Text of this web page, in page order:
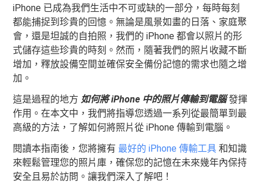
iPhone 已成為我們生活中不可或缺的一部分，每時每刻
都能捕捉到珍貴的回憶。無論是風景如畫的日落、家庭聚
會，還是坦誠的自拍照，我們的 iPhone 都會以照片的形
式儲存這些珍貴的時刻。然而，隨著我們的照片收藏不斷
增加，釋放設備空間並確保安全備份記憶的需求也隨之增
加。
這是過程的地方如何將 iPhone 中的照片傳輸到電腦發揮
作用。在本文中，我們將指導您透過一系列從最簡單到最
高級的方法，了解如何將照片從 iPhone 傳輸到電腦。
閱讀本指南後，您將擁有 最好的 iPhone 傳輸工具 和知識
來輕鬆管理您的照片庫，確保您的記憶在未來幾年內保持
安全且易於訪問。讓我們深入了解吧！